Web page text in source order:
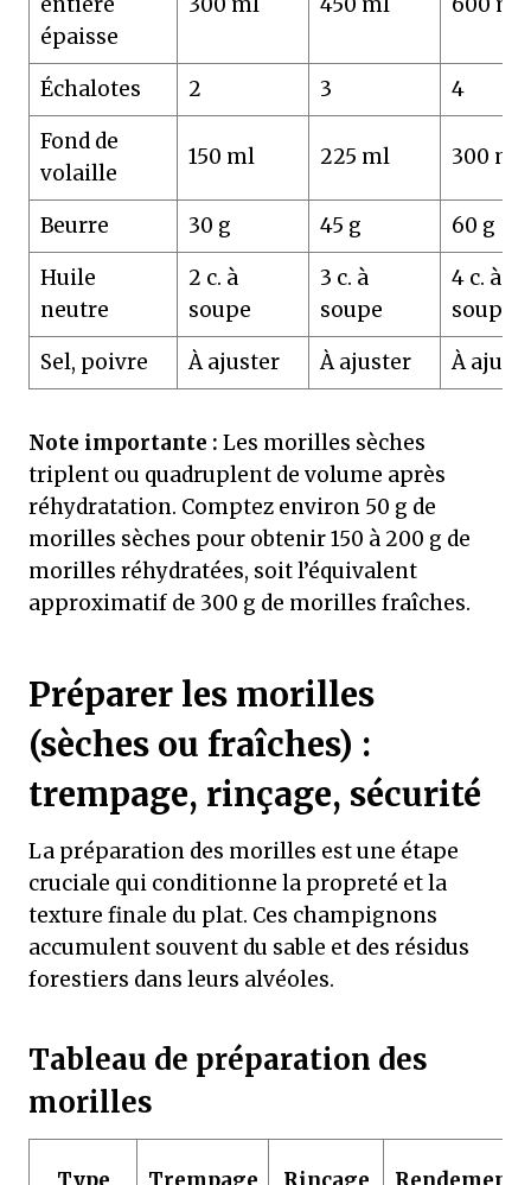
entière
épaisse
300 ml 450 ml 600 ml
Échalotes 2 3
4
Fond de
volaille
150 ml 225 ml 300 ml
Beurre 30 g 45 g
60 g
Huile
neutre
2 c. à
soupe
3 c. à
soupe
4 c. à
soupe
Sel, poivre
À ajuster À ajuster À
Note importante : Les morilles sèches
triplent ou quadruplent de volume après
réhydratation. Comptez environ 50 g de
morilles sèches pour obtenir 150 à 200 g de
morilles réhydratées, soit l’équivalent
approximatif de 300 g de morilles fraîches.
Préparer les morilles
(sèches ou fraîches) :
trempage, rinçage, sécurité
La préparation des morilles est une étape
cruciale qui conditionne la propreté et la
texture finale du plat. Ces champignons
accumulent souvent du sable et des résidus
forestiers dans leurs alvéoles.
Tableau de préparation des
morilles